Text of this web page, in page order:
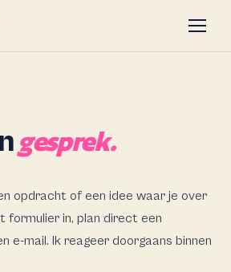
gesprek.
opdracht of een idee waar je over
formulier in, plan direct een
e-mail. Ik reageer doorgaans binnen